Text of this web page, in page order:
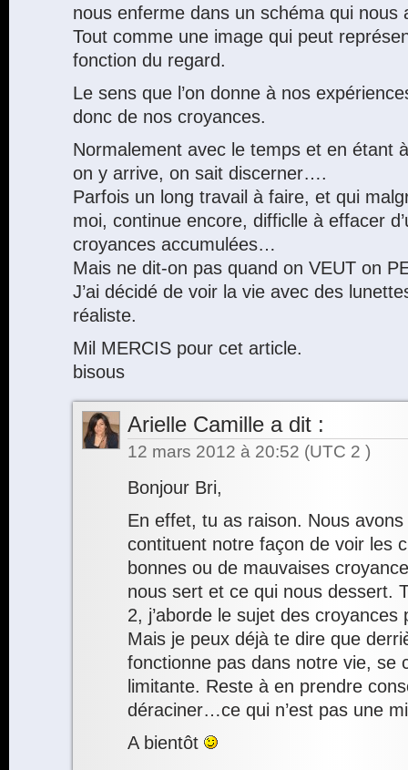
nous enferme dans un schéma qui nous
Tout comme une image qui peut
fonction du regard.
Le sens que l’on donne à nos
donc de nos croyances.
Normalement avec le temps et en étant
on y arrive, on sait discerner….
Parfois un long travail à faire, et qui
moi, continue encore, difficlle à effacer
croyances accumulées…
Mais ne dit-on pas quand on VEUT on
J’ai décidé de voir la vie avec des
réaliste.
Mil MERCIS pour cet article.
bisous
Arielle Camille a dit :
12 mars 2012 à 20:52 (UTC 2 )
Bonjour Bri,
En effet, tu as raison. Nous
contituent notre façon de voir les
bonnes ou de mauvaises
nous sert et ce qui nous dessert.
2, j’aborde le sujet des croyances
Mais je peux déjà te dire que
fonctionne pas dans notre vie, se
limitante. Reste à en prendre
déraciner…ce qui n’est pas une
A bientôt